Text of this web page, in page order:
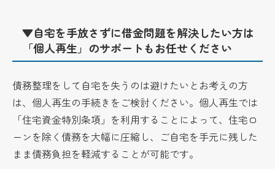
▼自宅を手放さずに借金問題を解決したい方は
「個人再生」のサポートもお任せください
債務整理をして自宅を失うのは避けたいとお考えの方
は、個人再生の手続きをご検討ください。個人再生では
「住宅資金特別条項」を利用することによって、住宅ロ
ーンを除く債務を大幅に圧縮し、ご自宅を手元に残した
まま債務負担を軽減することが可能です。